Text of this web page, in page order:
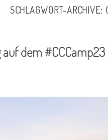
SCHLAGWORT-ARCHIVE:
dem #CCCamp23